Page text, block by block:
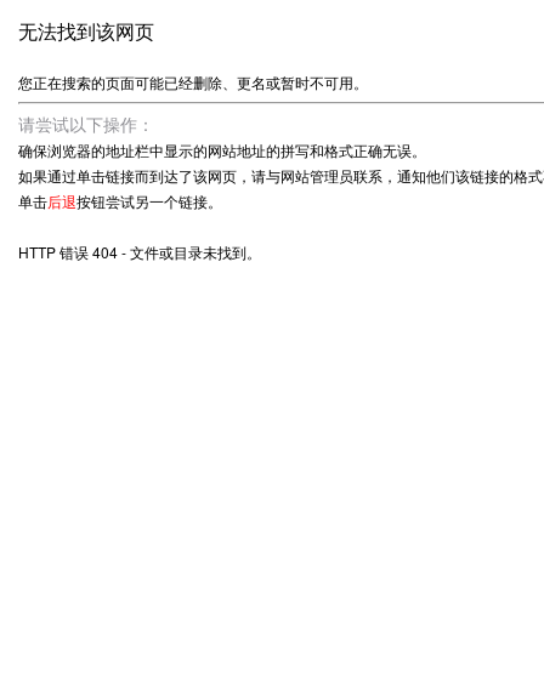
无法找到该网页
您正在搜索的页面可能已经删除、更名或暂时不可用。
请尝试以下操作：
确保浏览器的地址栏中显示的网站地址的拼写和格式正确无误。
如果通过单击链接而到达了该网页，请与网站管理员联系，通知他们该链接的格
单击后退按钮尝试另一个链接。
HTTP 错误 404 - 文件或目录未找到。